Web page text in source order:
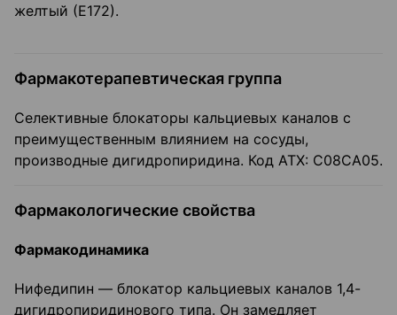
желтый (Е172).
Фармакотерапевтическая группа
Селективные блокаторы кальциевых каналов с
преимущественным влиянием на сосуды,
производные дигидропиридина. Код ATX: С08СА05.
Фармакологические свойства
Фармакодинамика
Нифедипин — блокатор кальциевых каналов 1,4-
дигидропиридинового типа. Он замедляет